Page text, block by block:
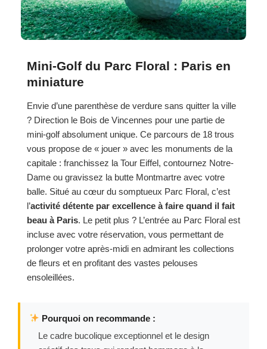
Mini-Golf du Parc Floral : Paris en
miniature
Envie d’une parenthèse de verdure sans quitter la ville
? Direction le Bois de Vincennes pour une partie de
mini-golf absolument unique. Ce parcours de 18 trous
vous propose de « jouer » avec les monuments de la
capitale : franchissez la Tour Eiffel, contournez Notre-
Dame ou gravissez la butte Montmartre avec votre
balle. Situé au cœur du somptueux Parc Floral, c’est
l’activité détente par excellence à faire quand il fait
beau à Paris. Le petit plus ? L’entrée au Parc Floral est
incluse avec votre réservation, vous permettant de
prolonger votre après-midi en admirant les collections
de fleurs et en profitant des vastes pelouses
ensoleillées.
Pourquoi on recommande :
Le cadre bucolique exceptionnel et le design